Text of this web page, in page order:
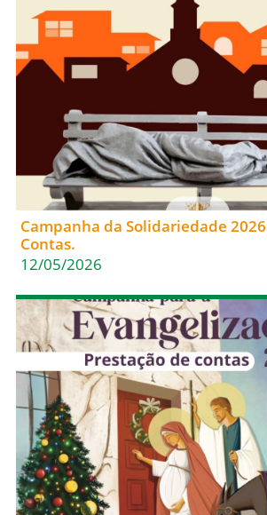
Campanha da Solidariedade
Contas.
12/05/2026